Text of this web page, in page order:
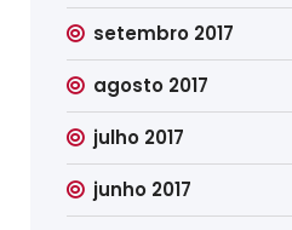
setembro 2017
agosto 2017
julho 2017
junho 2017